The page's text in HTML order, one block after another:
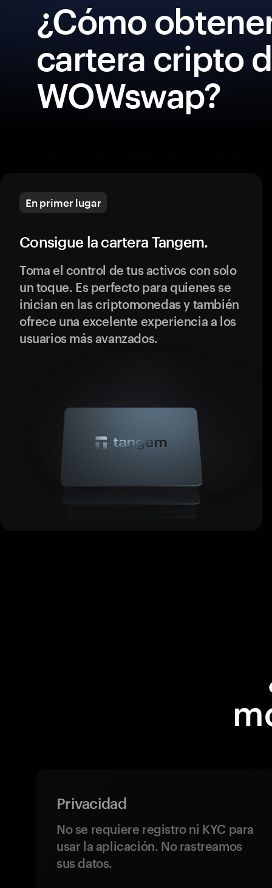
¿Cómo
cartera cripto
WOWswap?
En primer lugar
Consigue la cartera Tangem.
Toma el control de tus activos con solo
un toque. Es perfecto para quienes se
inician en las criptomonedas y también
ofrece una excelente experiencia a los
usuarios más avanzados.
Privacidad
No se requiere registro ni KYC para
usar la aplicación. No rastreamos
sus datos.